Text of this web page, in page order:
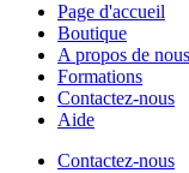
Page d'accueil
Boutique
A propos de nous
Formations
Contactez-nous
Aide
Contactez-nous